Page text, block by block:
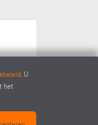
. U
het